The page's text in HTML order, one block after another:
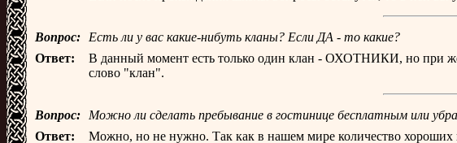
Вопрос:
Есть ли у вас какие-нибуть кланы? Если ДА - то какие?
Ответ:
В данный момент есть только один клан - ОХОТНИКИ, но при
слово "клан".
Вопрос:
Можно ли сделать пребывание в гостинице бесплатным или
Ответ:
Можно, но не нужно. Так как в нашем мире количество хороших